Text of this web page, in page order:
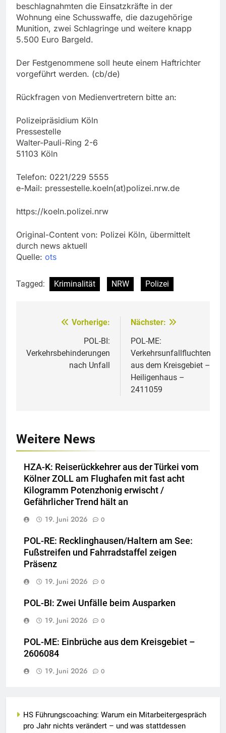
beschlagnahmten die Einsatzkräfte in der
Wohnung eine Schusswaffe, die dazugehörige
Munition, zwei Schlagringe und weitere knapp
5.500 Euro Bargeld.
Der Festgenommene soll heute einem Haftrichter
vorgeführt werden. (cb/de)
Rückfragen von Medienvertretern bitte an:
Polizeipräsidium Köln
Pressestelle
Walter-Pauli-Ring 2-6
51103 Köln
Telefon: 0221/229 5555
e-Mail: pressestelle.koeln(at)polizei.nrw.de
https://koeln.polizei.nrw
Original-Content von: Polizei Köln, übermittelt
durch news aktuell
Quelle: ots
Tagged: Kriminalität NRW Polizei
Beitragsnavigation
Vorherige:
POL-BI:
Verkehrsbehinderungen
nach Unfall
Nächster:
POL-ME:
Verkehrsunfallfluchten
aus dem Kreisgebiet –
Heiligenhaus –
2411059
Weitere News
HZA-K: Reiserückkehrer aus der Türkei vom
Kölner ZOLL am Flughafen mit fast acht
Kilogramm Potenzhonig erwischt /
Gefährlicher Trend hält an
19. Juni 2026
0
POL-RE: Recklinghausen/Haltern am See:
Fußstreifen und Fahrradstaffel zeigen
Präsenz
19. Juni 2026
0
POL-BI: Zwei Unfälle beim Ausparken
19. Juni 2026
0
POL-ME: Einbrüche aus dem Kreisgebiet –
2606084
19. Juni 2026
0
HS Führungscoaching: Warum ein Mitarbeitergespräch
pro Jahr nichts verändert – und was stattdessen